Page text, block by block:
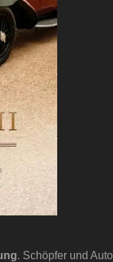
. Schöpfer und